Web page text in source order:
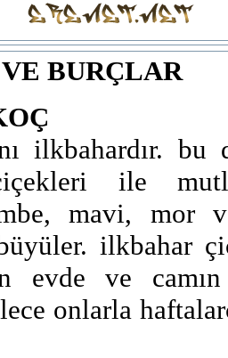
BURÇLAR
ilkbahardır. bu
ile
mavi, mor
ilkbahar
evde ve
onlarla